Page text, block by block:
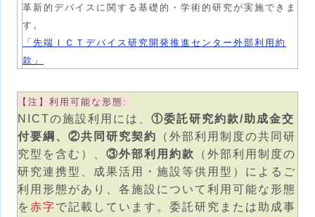
革新的デバイスに関する基礎的・学術的研究が実施できま
す。
「先端ＩＣＴデバイス研究開発推進センター外部利用約
款」
【注】利用可能な形態:
NICTの施設利用には、 ①委託研究約款/助成金交
付要綱、②共同研究契約
（外部利用制度の共同研
究型を含む）、 ③外部利用約款
（外部利用制度の
研究連携型、成果活用・施設等供用型）によるご
利用形態があり、各施設について利用可能な形態
を 赤字で記載しています。委託研究または助成事